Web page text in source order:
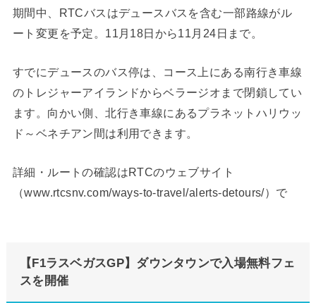
期間中、RTCバスはデュースバスを含む一部路線がル
ート変更を予定。11月18日から11月24日まで。
すでにデュースのバス停は、コース上にある南行き車線
のトレジャーアイランドからベラージオまで閉鎖してい
ます。向かい側、北行き車線にあるプラネットハリウッ
ド～ベネチアン間は利用できます。
詳細・ルートの確認はRTCのウェブサイト
（www.rtcsnv.com/ways-to-travel/alerts-detours/）で
【F1ラスベガスGP】ダウンタウンで入場無料フェ
スを開催